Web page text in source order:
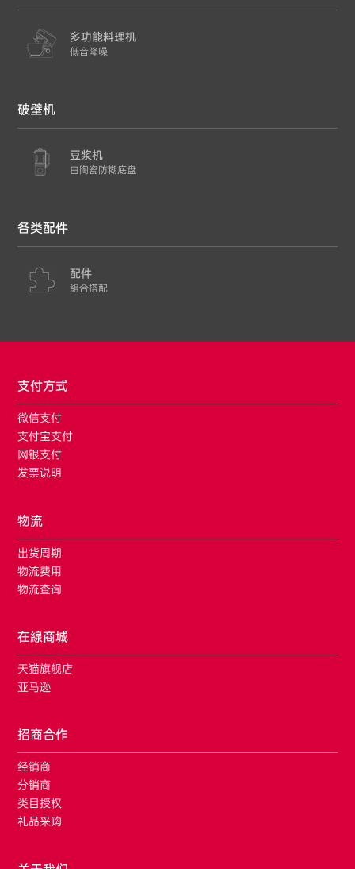
多功能料理机
低音降噪
破壁机
豆浆机
白陶瓷防糊底盘
各类配件
配件
組合搭配
支付方式
微信支付
支付宝支付
网银支付
发票说明
物流
出货周期
物流费用
物流查询
在線商城
天猫旗舰店
亚马逊
招商合作
经销商
分销商
类目授权
礼品采购